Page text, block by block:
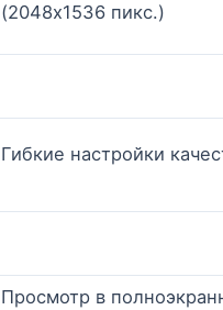
(2048х1536 пикс.)
Гибкие настройки
Просмотр в